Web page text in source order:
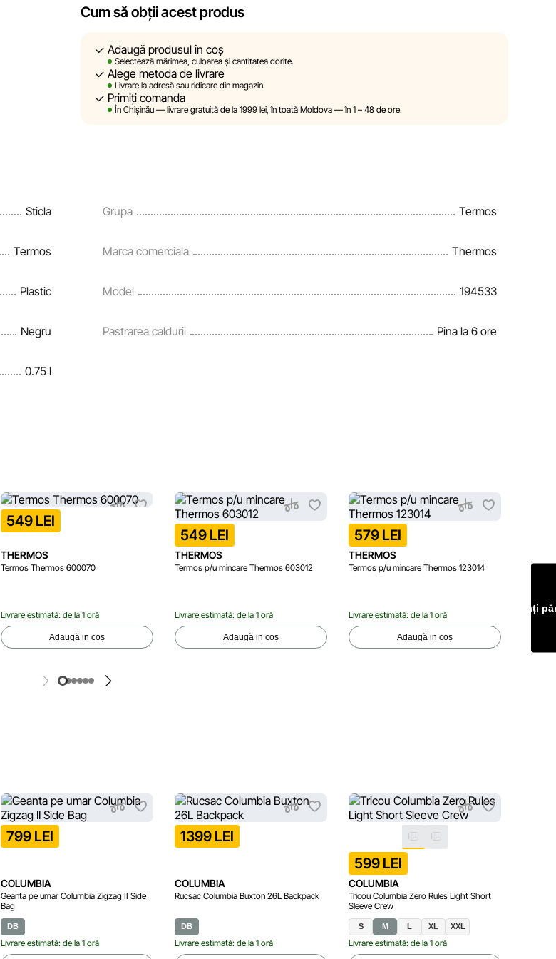
Sportlandia își rezervă dreptul de a modifica, în mod unilateral și fără notificare
prealabilă, descrierile, caracteristicile și proprietățile produselor. Imaginile prezentate pe
site sunt simulate și au un caracter pur ilustrativ. Informațiile generale despre produse
sunt oferite exclusiv în scop informativ.
Prețurile produselor, precum și condițiile de acordare a reducerilor, cadourilor, plăților în
Cum să obții acest produs
Adaugă produsul în coș
Selectează mărimea, culoarea și cantitatea dorite.
Alege metoda de livrare
Livrare la adresă sau ridicare din magazin.
Primiți comanda
În Chișinău — livrare gratuită de la 1999 lei, în toată Moldova — în 1 – 48 de ore.
Sticla Grupa Termos
Termos Marca comerciala Thermos
Plastic Model 194533
Negru Pastrarea caldurii Pina la 6 ore
0.75 l
549 LEI
THERMOS
Termos Thermos 600070
Livrare estimată: de la 1 oră
Adaugă in coș
549 LEI
THERMOS
Termos p/u mincare Thermos 603012
Livrare estimată: de la 1 oră
Adaugă in coș
579 LEI
THERMOS
Termos p/u mincare Thermos 123014
Livrare estimată: de la 1 oră
Adaugă in coș
Livrare
799 LEI
COLUMBIA
Geanta pe umar Columbia Zigzag II Side
Bag
DB
Livrare estimată: de la 1 oră
1399 LEI
COLUMBIA
Rucsac Columbia Buxton 26L Backpack
DB
Livrare estimată: de la 1 oră
599 LEI
COLUMBIA
Tricou Columbia Zero Rules Light Short
Sleeve Crew
S M L XL XXL
Livrare estimată: de la 1 oră
Lăsați